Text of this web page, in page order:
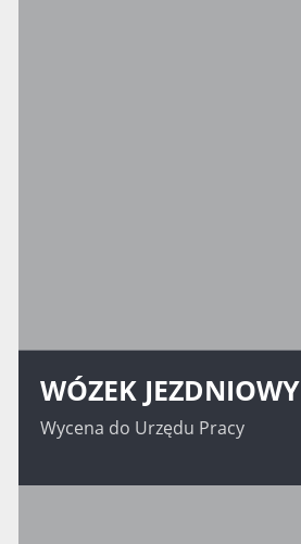
WÓZEK JEZDNIOWY
Wycena do Urzędu Pracy